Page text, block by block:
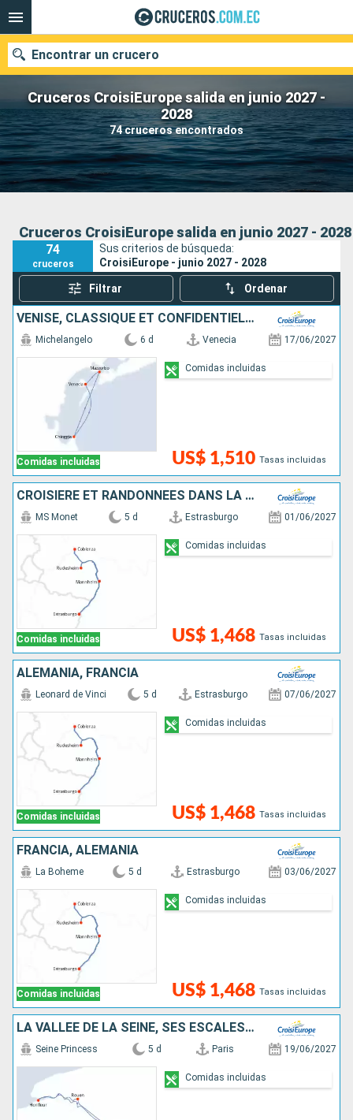
Cruceros CroisiEurope salida en junio 2027 -
2028
74 cruceros encontrados
Encontrar un crucero
Nuestros destinos
Fecha de salida
Buscar
Cruceros CroisiEurope salida en junio 2027 - 2028
74
cruceros
Sus criterios de búsqueda:
CroisiEurope - junio 2027 - 2028
Filtrar Ordenar
VENISE, CLASSIQUE ET CONFIDENTIELLE
Comidas incluidas
Michelangelo 6 d Venecia 17/06/2027
US$ 1,510 Tasas incluidas
Comidas incluidas
CROISIÈRE ET RANDONNÉES DANS LA VALLÉE DU RHIN - HISTOIRE, TRADITIONS ET AMBIANCE RHÉNANE
Comidas incluidas
MS Monet 5 d Estrasburgo 01/06/2027
US$ 1,468 Tasas incluidas
Comidas incluidas
ALEMANIA, FRANCIA
Comidas incluidas
Leonard de Vinci 5 d Estrasburgo 07/06/2027
US$ 1,468 Tasas incluidas
Comidas incluidas
FRANCIA, ALEMANIA
Comidas incluidas
La Boheme 5 d Estrasburgo 03/06/2027
US$ 1,468 Tasas incluidas
Comidas incluidas
LA VALLÉE DE LA SEINE, SES ESCALES INCONTOURNABLES ET L'ARMADA DE ROUEN
Seine Princess 5 d Paris 19/06/2027
Comidas incluidas